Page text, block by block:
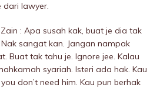
dari lawyer.
: Apa susah kak, buat je dia tak
sangat kan. Jangan nampak
Buat tak tahu je. Ignore jee. Kalau
syariah. Isteri ada hak. Kau
don’t need him. Kau pun berhak